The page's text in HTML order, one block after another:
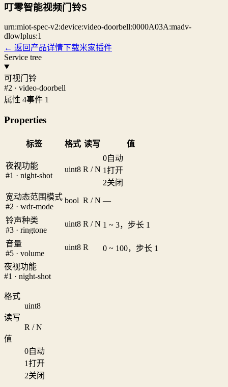
叮零智能视频门铃S
urn:miot-spec-v2:device:video-doorbell:0000A03A:madv-
dlowlplus:1
← 返回产品详情下载米家插件
Service tree
可视门铃
#2 · video-doorbell
属性 4事件 1
Properties
标签 格式 读写 值
夜视功能
#1 · night-shot
uint8 R / N
0自动
1打开
2关闭
宽动态范围模式
#2 · wdr-mode
bool R / N —
铃声种类
#3 · ringtone
uint8 R / N 1 ~ 3，步长 1
音量
#5 · volume
uint8 R 0 ~ 100，步长 1
夜视功能
#1 · night-shot
格式
uint8
读写
R / N
值
0自动
1打开
2关闭